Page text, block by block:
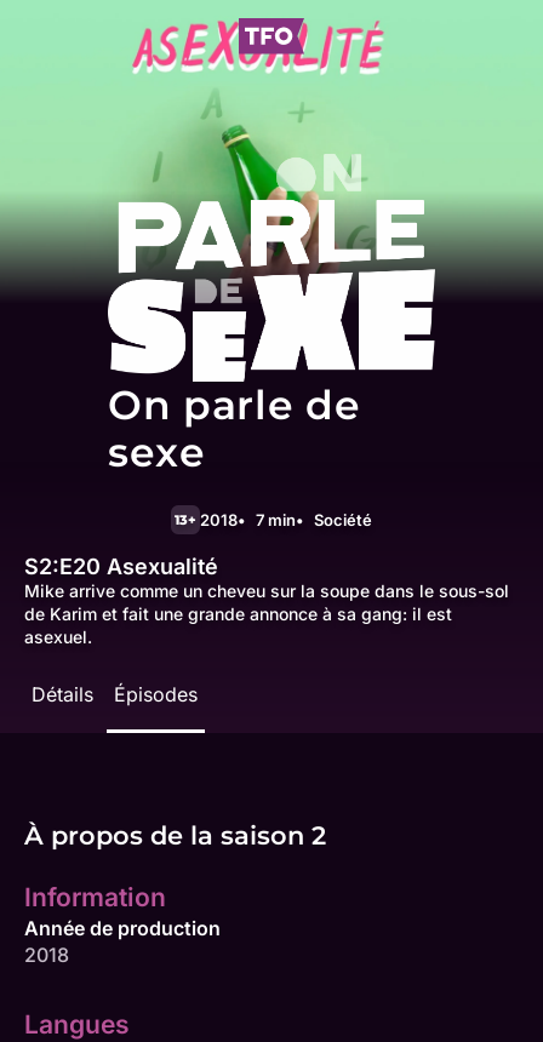
On parle de
sexe
13+ 2018 7 min Société
S2:E20 Asexualité
Mike arrive comme un cheveu sur la soupe dans le sous-sol
de Karim et fait une grande annonce à sa gang: il est
asexuel.
Détails Épisodes
À propos de la saison 2
Information
Année de production
2018
Langues